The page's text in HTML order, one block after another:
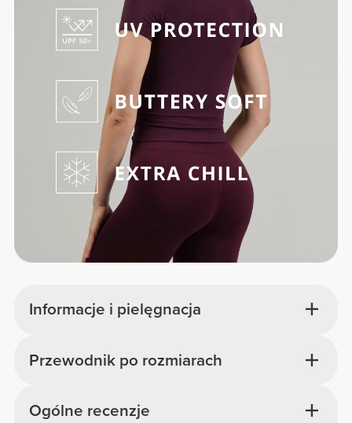
Informacje i pielęgnacja
Ogólne recenzje
Przewodnik po rozmiarach